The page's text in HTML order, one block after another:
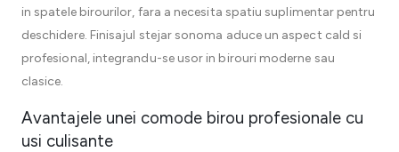
in spatele birourilor, fara a necesita spatiu suplimentar pentru
deschidere. Finisajul stejar sonoma aduce un aspect cald si
profesional, integrandu-se usor in birouri moderne sau
clasice.
Avantajele unei comode birou profesionale cu
usi culisante